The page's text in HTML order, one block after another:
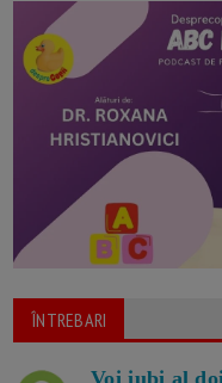
ÎNTREBARI
Voi iubi al